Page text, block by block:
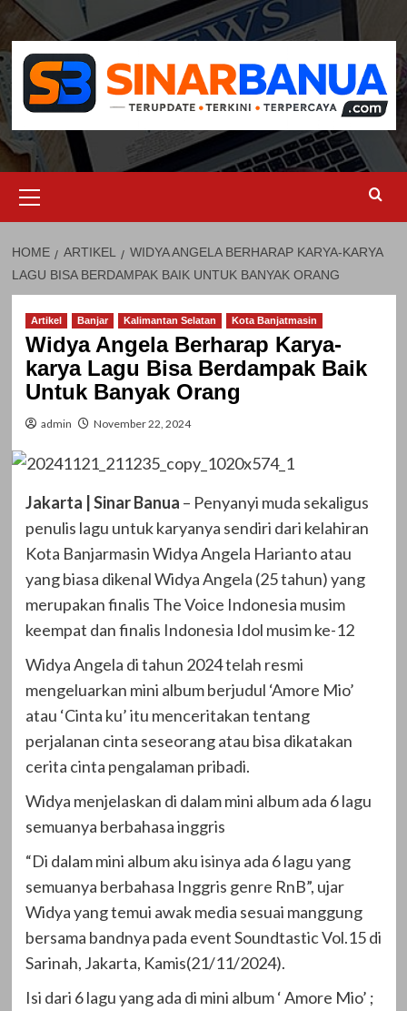
Skip
content
Menu
HOME ARTIKEL
WIDYA ANGELA BERHARAP KARYA-KARYA
LAGU BISA BERDAMPAK BAIK UNTUK BANYAK ORANG
Artikel Banjar Kalimantan Selatan Kota Banjatmasin
Widya Angela Berharap Karya-
karya Lagu Bisa Berdampak Baik
Untuk Banyak Orang
admin November 22, 2024
Jakarta | Sinar Banua – Penyanyi muda sekaligus
penulis lagu untuk karyanya sendiri dari kelahiran
Kota Banjarmasin Widya Angela Harianto atau
yang biasa dikenal Widya Angela (25 tahun) yang
merupakan finalis The Voice Indonesia musim
keempat dan finalis Indonesia Idol musim ke-12
Widya Angela di tahun 2024 telah resmi
mengeluarkan mini album berjudul ‘Amore Mio’
atau ‘Cinta ku’ itu menceritakan tentang
perjalanan cinta seseorang atau bisa dikatakan
cerita cinta pengalaman pribadi.
Widya menjelaskan di dalam mini album ada 6 lagu
semuanya berbahasa inggris
“Di dalam mini album aku isinya ada 6 lagu yang
semuanya berbahasa Inggris genre RnB”, ujar
Widya yang temui awak media sesuai manggung
bersama bandnya pada event Soundtastic Vol.15 di
Sarinah, Jakarta, Kamis(21/11/2024).
Isi dari 6 lagu yang ada di mini album ‘ Amore Mio’ ;